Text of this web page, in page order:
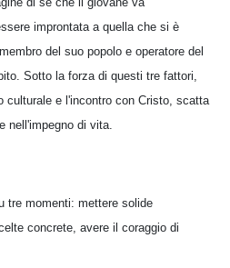
improntata a quella che si è
del suo popolo e operatore del
Sotto la forza di questi tre fattori,
culturale e l'incontro con Cristo, scatta
nell'impegno di vita.
tre momenti: mettere solide
concrete, avere il coraggio di